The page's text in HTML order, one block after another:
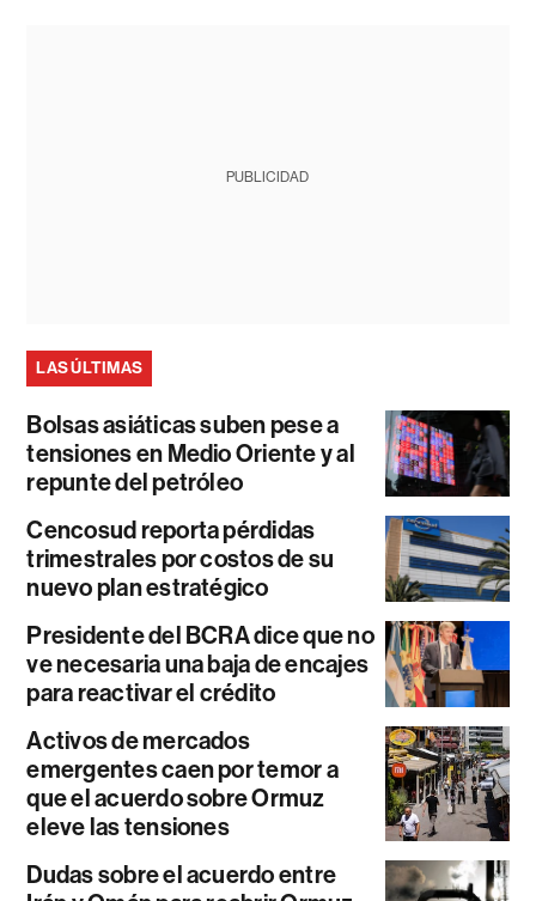
PUBLICIDAD
LAS ÚLTIMAS
Bolsas asiáticas suben pese a
tensiones en Medio Oriente y al
repunte del petróleo
Cencosud reporta pérdidas
trimestrales por costos de su
nuevo plan estratégico
Presidente del BCRA dice que no
ve necesaria una baja de encajes
para reactivar el crédito
Activos de mercados
emergentes caen por temor a
que el acuerdo sobre Ormuz
eleve las tensiones
Dudas sobre el acuerdo entre